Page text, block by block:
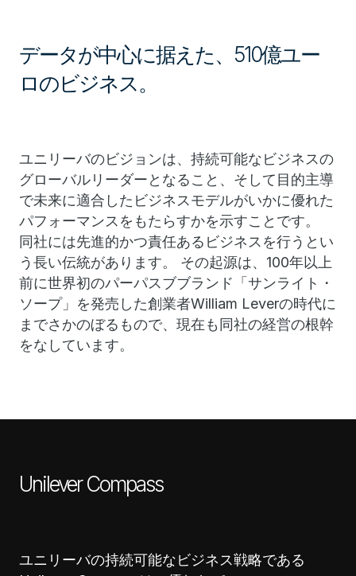
データが中心に据えた、510億ユー
ロのビジネス。
ユニリーバのビジョンは、持続可能なビジネスの
グローバルリーダーとなること、そして目的主導
で未来に適合したビジネスモデルがいかに優れた
パフォーマンスをもたらすかを示すことです。
同社には先進的かつ責任あるビジネスを行うとい
う長い伝統があります。 その起源は、100年以上
前に世界初のパーパスブブランド「サンライト・
ソープ」を発売した創業者William Leverの時代に
までさかのぼるもので、現在も同社の経営の根幹
をなしています。
Unilever Compass
ユニリーバの持続可能なビジネス戦略である